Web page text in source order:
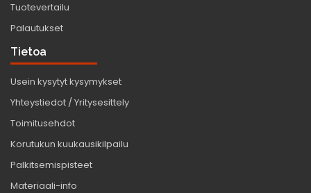
Tuotevertailu
Palautukset
Tietoa
Usein kysytyt kysymykset
Yhteystiedot / Yritysesittely
Toimitusehdot
Korutukun kuukausikilpailu
Palkitsemispisteet
Materiaali-info